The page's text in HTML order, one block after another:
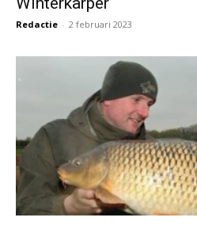
Redactie - 2 februari 2023